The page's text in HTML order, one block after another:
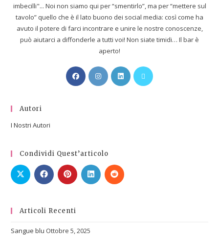
imbecilli"... Noi non siamo qui per “smentirlo”, ma per “mettere sul
tavolo” quello che è il lato buono dei social media: così come ha
avuto il potere di farci incontrare e unire le nostre conoscenze,
può aiutarci a diffonderle a tutti voi! Non siate timidi… Il bar è
aperto!
Autori
I Nostri Autori
Condividi Quest’articolo
Articoli Recenti
Sangue blu Ottobre 5, 2025